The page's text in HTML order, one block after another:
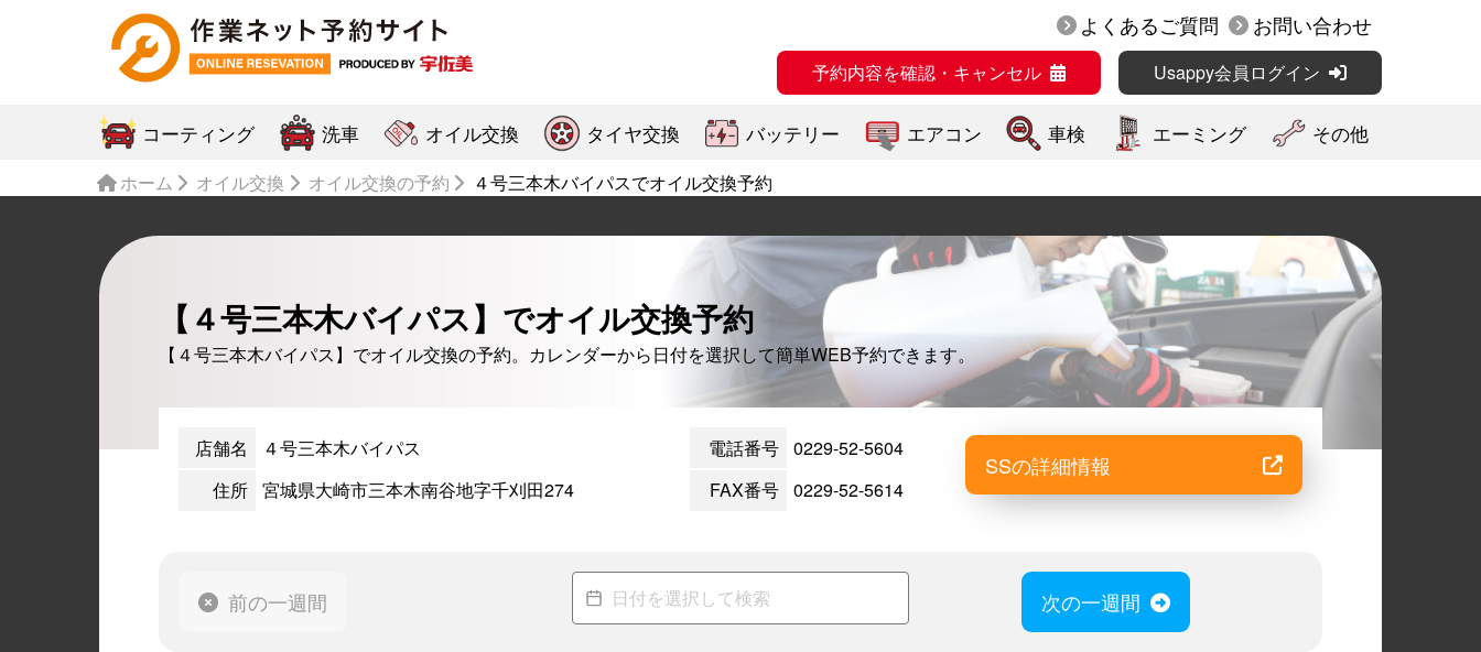
よくあるご質問 お問い合わせ
予約内容を確認・キャンセル Usappy会員ログイン
コーティング 洗車 オイル交換 タイヤ交換 バッテリー エアコン 車検 エーミング その他
ホーム オイル交換 オイル交換の予約 ４号三本木バイパスでオイル交換予約
【４号三本木バイパス】でオイル交換予約
【４号三本木バイパス】でオイル交換の予約。カレンダーから日付を選択して簡単WEB予約できます。
店舗名
４号三本木バイパス
住所 宮城県大崎市三本木南谷地字千刈田274
電話番号 0229-52-5604
FAX番号 0229-52-5614
SSの詳細情報
前の一週間 次の一週間